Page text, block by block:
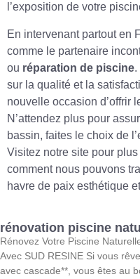
l’exposition de votre
En intervenant partout en
comme le partenaire
ou réparation de piscine.
sur la qualité et la
nouvelle occasion d’offrir
N’attendez plus pour
bassin, faites le choix de
Visitez notre site pour
comment nous pouvons
havre de paix esthétique
rénovation piscine
Rénovez Votre Piscine
Avec SUD RESINE Si vous
avec cascade**, vous êtes au